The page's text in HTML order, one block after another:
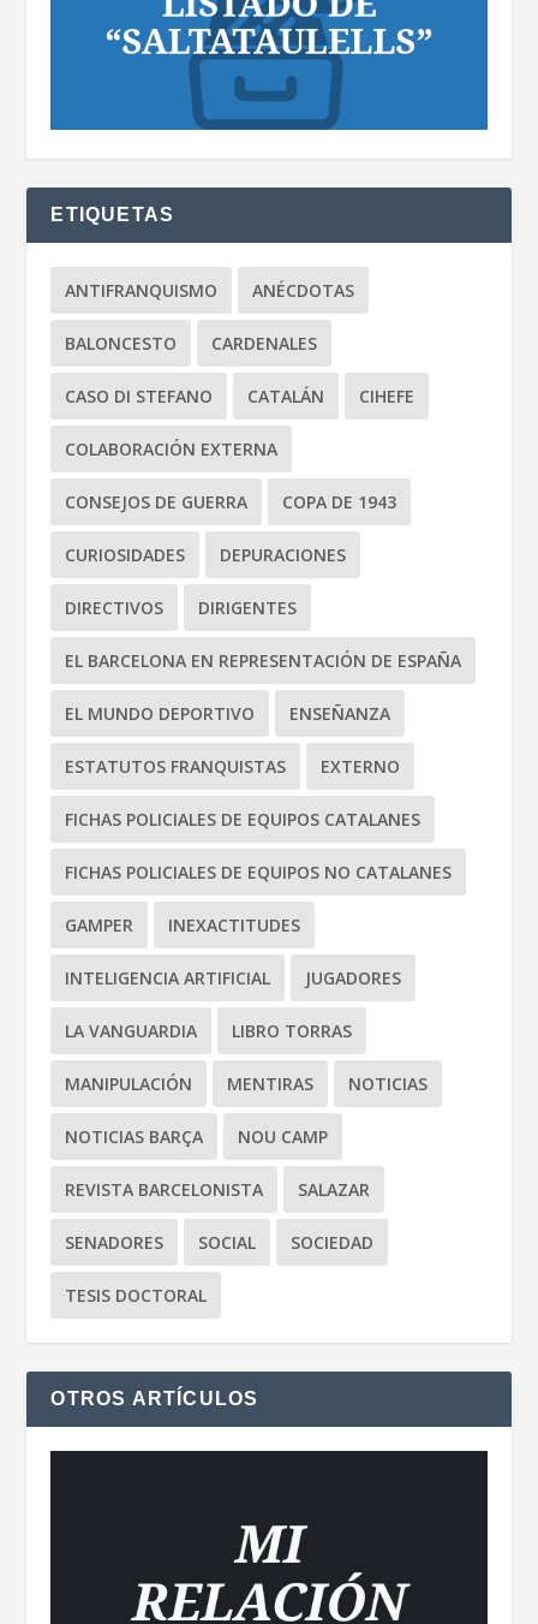
ETIQUETAS
ANTIFRANQUISMO ANÉCDOTAS
BALONCESTO CARDENALES
CASO DI STEFANO CATALÁN CIHEFE
COLABORACIÓN EXTERNA
CONSEJOS DE GUERRA COPA DE 1943
CURIOSIDADES DEPURACIONES
DIRECTIVOS DIRIGENTES
EL BARCELONA EN REPRESENTACIÓN DE ESPAÑA
EL MUNDO DEPORTIVO ENSEÑANZA
ESTATUTOS FRANQUISTAS EXTERNO
FICHAS POLICIALES DE EQUIPOS CATALANES
FICHAS POLICIALES DE EQUIPOS NO CATALANES
GAMPER INEXACTITUDES
INTELIGENCIA ARTIFICIAL JUGADORES
LA VANGUARDIA LIBRO TORRAS
MANIPULACIÓN MENTIRAS NOTICIAS
NOTICIAS BARÇA NOU CAMP
REVISTA BARCELONISTA SALAZAR
SENADORES SOCIAL SOCIEDAD
TESIS DOCTORAL
OTROS ARTÍCULOS